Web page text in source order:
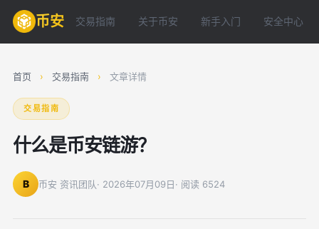
币安 交易指南 关于币安 新手入门 安全中心
首页 › 交易指南 › 文章详情
交易指南
什么是币安链游？
B 币安 资讯团队· 2026年07月09日· 阅读 6524